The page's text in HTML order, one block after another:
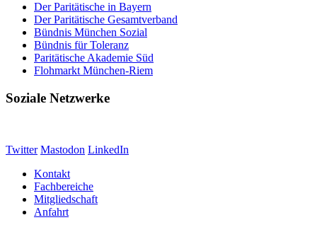
Der Paritätische in Bayern
Der Paritätische Gesamtverband
Bündnis München Sozial
Bündnis für Toleranz
Paritätische Akademie Süd
Flohmarkt München-Riem
Soziale Netzwerke
Twitter Mastodon LinkedIn
Kontakt
Fachbereiche
Mitgliedschaft
Anfahrt